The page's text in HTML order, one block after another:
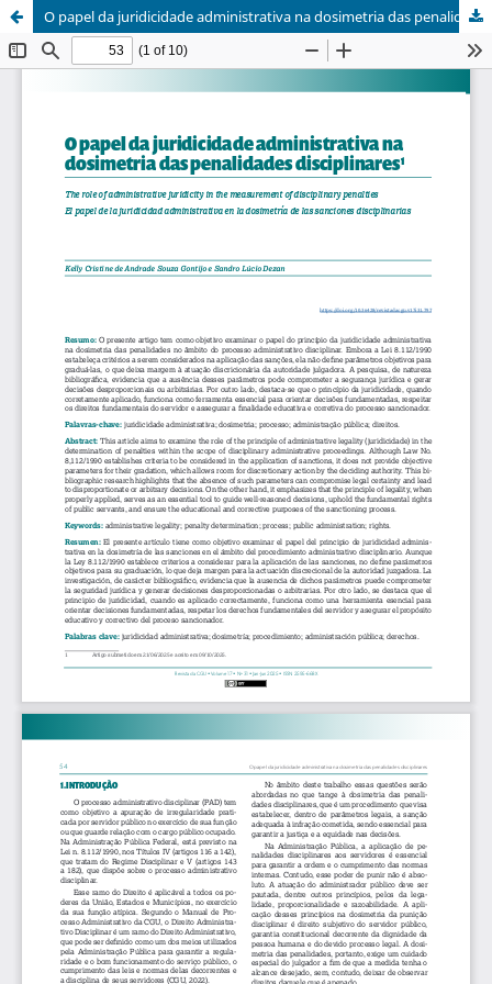
O papel da juridicidade administrativa na dosimetria das penalidades disciplinares